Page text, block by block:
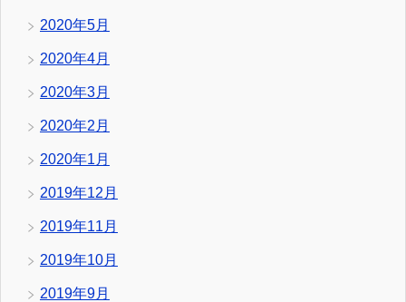
2020年5月
2020年4月
2020年3月
2020年2月
2020年1月
2019年12月
2019年11月
2019年10月
2019年9月